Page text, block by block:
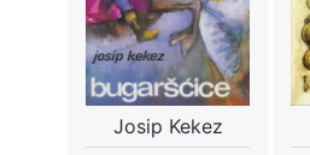
Josip Kekez